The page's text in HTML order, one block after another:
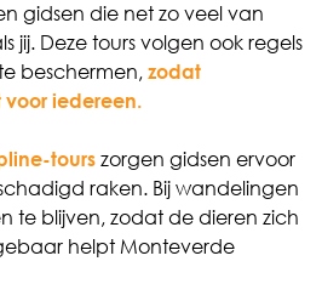
gidsen die net zo veel van
jij. Deze tours volgen ook regels
beschermen, zodat
iedereen.
tours zorgen gidsen ervoor
raken. Bij wandelingen
te blijven, zodat de dieren zich
helpt Monteverde